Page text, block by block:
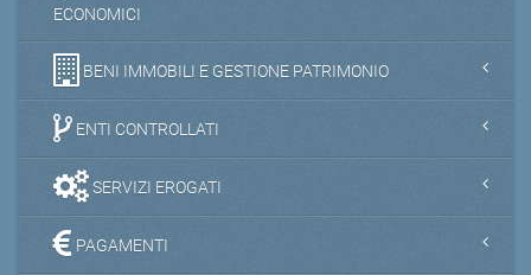
ECONOMICI
BENI IMMOBILI E GESTIONE PATRIMONIO
ENTI CONTROLLATI
SERVIZI EROGATI
PAGAMENTI